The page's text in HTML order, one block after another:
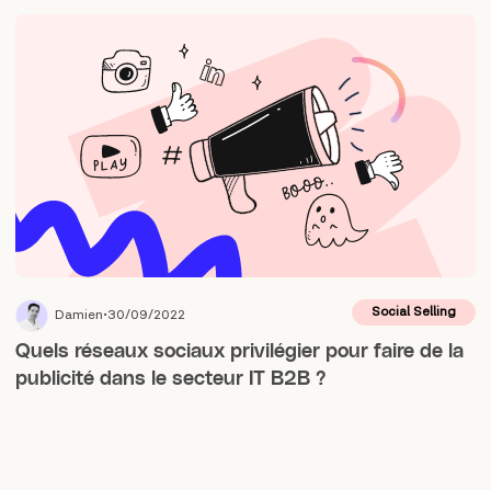
Damien 30/09/2022
Quels réseaux sociaux privilégier pour faire de la
publicité dans le secteur IT B2B ?
Social Selling